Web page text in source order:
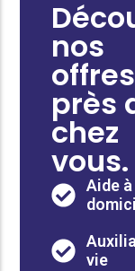
nos
offres
près
chez
vous.
Aide à
vie